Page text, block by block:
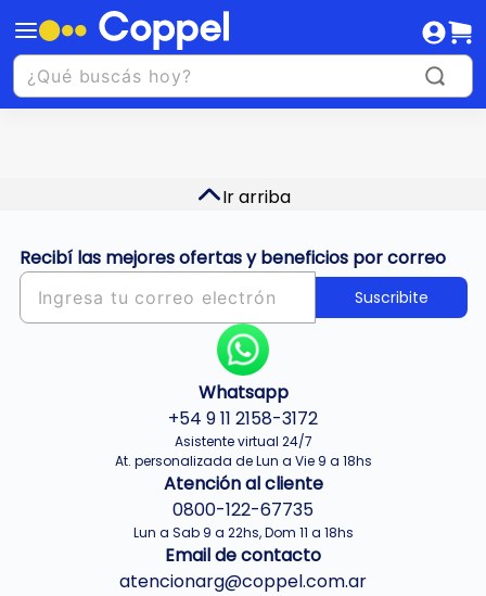
Ir arriba
Recibí las mejores ofertas y beneficios por correo
Suscribite
Whatsapp
+54 9 11 2158-3172
Asistente virtual 24/7
At. personalizada de Lun a Vie 9 a 18hs
Atención al cliente
0800-122-67735
Lun a Sab 9 a 22hs, Dom 11 a 18hs
Email de contacto
atencionarg@coppel.com.ar